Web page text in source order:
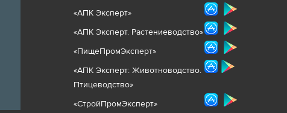
«АПК Эксперт»
«АПК Эксперт. Растениеводство»
«ПищеПромЭксперт»
«АПК Эксперт: Животноводство.
Птицеводство»
«СтройПромЭксперт»